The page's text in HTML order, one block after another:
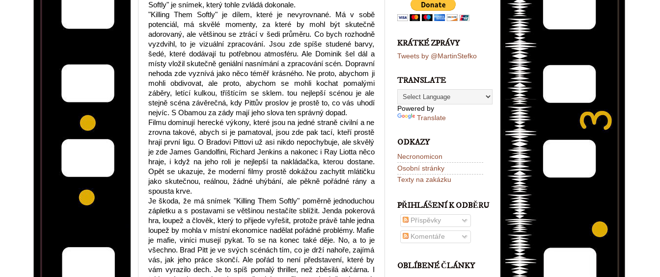
Softly" je snímek, který tohle zvládá dokonale.
"Killing Them Softly" je dílem, které je nevyrovnané. Má v sobě
potenciál, má skvělé momenty, za které by mohl být skutečně
adorovaný, ale většinou se ztrácí v šedi průměru. Co bych rozhodně
vyzdvihl, to je vizuální zpracování. Jsou zde spíše studené barvy,
šedé, které dodávají tu potřebnou atmosféru. Ale Dominik šel dál a
místy vložil skutečně geniální nasnímání a zpracování scén. Dopravní
nehoda zde vyznívá jako něco téměř krásného. Ne proto, abychom ji
mohli obdivovat, ale proto, abychom se mohli kochat pomalými
záběry, letící kulkou, tříštícím se sklem. tou nejlepší scénou je ale
stejně scéna závěrečná, kdy Pittův proslov je prostě to, co vás uhodí
nejvíc. S Obamou za zády mají jeho slova ten správný dopad.
Filmu dominují herecké výkony, které jsou na jedné straně civilní a ne
zrovna takové, abych si je pamatoval, jsou zde pak tací, kteří prostě
hrají první ligu. O Bradovi Pittovi už asi nikdo nepochybuje, ale skvělý
je zde James Gandolfini, Richard Jenkins a nakonec i Ray Liotta něco
hraje, i když na jeho roli je nejlepší ta nakládačka, kterou dostane.
Opět se ukazuje, že moderní filmy prostě dokážou zachytit mlátičku
jako skutečnou, reálnou, žádné uhýbání, ale pěkně pořádné rány a
spousta krve.
Je škoda, že má snímek "Killing Them Softly" poměrně jednoduchou
zápletku a s postavami se většinou nestačíte sblížit. Jenda pokerová
hra, loupež a člověk, který to přijede vyřešit, protože právě tahle jedna
loupež by mohla v místní ekonomice nadělat pořádné problémy. Mafie
je mafie, viníci musejí pykat. To se na konec také děje. No, a to je
všechno. Brad Pitt je ve svých scénách tím, co je drží nahoře, zajímá
vás, jak jeho práce skončí. Ale pořád to není představení, které by
vám vyrazilo dech. Je to spíš pomalý thriller, než zběsilá akčárna. I
KRÁTKÉ ZPRÁVY
Tweets by @MartinStefko
TRANSLATE
Powered by
Translate
ODKAZY
Necronomicon
Osobní stránky
Texty na zakázku
PŘIHLÁŠENÍ K ODBĚRU
Příspěvky
Komentáře
OBLÍBENÉ ČLÁNKY